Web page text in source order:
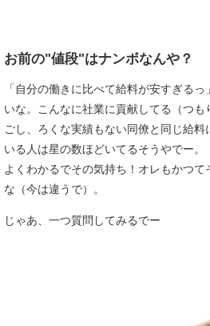
お前の"値段"はナンボなんや？
「自分の働きに比べて給料が安すぎる
いな。こんなに社業に貢献してる（つ
ごし、ろくな実績もない同僚と同じ給
いる人は星の数ほどいてるそうやでー。
よくわかるでその気持ち！オレもかつ
な（今は違うで）。
じゃあ、一つ質問してみるでー